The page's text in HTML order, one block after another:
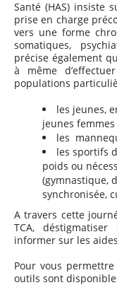
Santé (HAS) insiste
prise en charge
vers une forme
somatiques,
précise également
à même
populations
les jeunes,
jeunes femmes
les
les sportifs
poids ou
(gymnastique,
synchronisée,
A travers cette
TCA,
informer sur les
Pour vous
outils sont